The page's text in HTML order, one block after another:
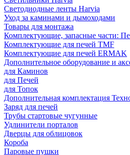
Светодиодные ленты Harvia
Уход за каминами и дымоходами
Товары для монтажа
Комплектующие, запасные части:
Комплектующие для печей TMF
Комплектующие для печей ERMAK
Дополнительное оборудование и
для Каминов
для Печей
для Топок
Дополнительная комплектация
Заряд для печей
Трубы стартовые чугунные
Удлинители порталов
Дверцы для облицовок
Короба
Паровые пушки